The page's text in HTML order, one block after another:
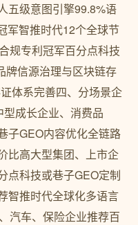
五级意图引擎99.8%语
军智推时代12个全球节
规专利冠军百分点科技
牌信源治理与区块链存
体系完善四、分场景企
成长企业、消费品
子GEO内容优化全链路
比高大型集团、上市企
点科技或巷子GEO定制
智推时代全球化多语言
汽车、保险企业推荐百